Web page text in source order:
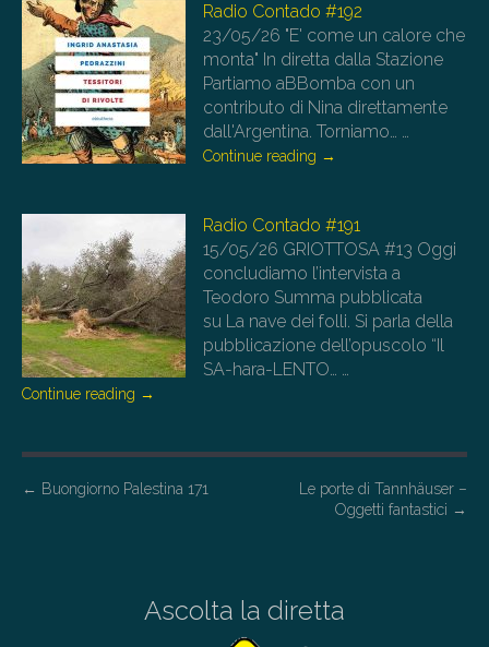
Radio Contado #192
23/05/26 "E' come un calore che
monta" In diretta dalla Stazione
Partiamo aBBomba con un
contributo di Nina direttamente
dall'Argentina. Torniamo… …
Continue reading →
Radio Contado #191
15/05/26 GRIOTTOSA #13 Oggi
concludiamo l’intervista a
Teodoro Summa pubblicata
su La nave dei folli. Si parla della
pubblicazione dell’opuscolo “Il
SA-hara-LENTO… …
Continue reading →
P
← Buongiorno Palestina 171
Le porte di Tannhäuser –
Oggetti fantastici →
Ascolta la diretta